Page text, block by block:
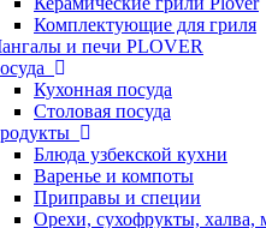
Комплектующие для гриля
и печи PLOVER
Кухонная посуда
Столовая посуда
Блюда узбекской кухни
Варенье и компоты
Приправы и специи
Орехи, сухофрукты, халва,